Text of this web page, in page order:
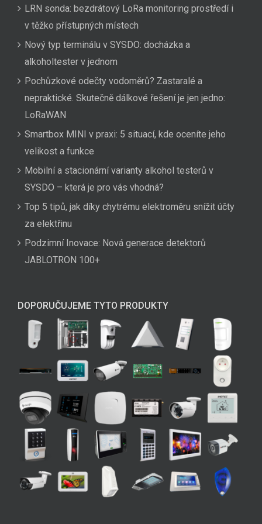
LRN sonda: bezdrátový LoRa monitoring prostředí i
v těžko přístupných místech
Nový typ terminálu v SYSDO: docházka a
alkoholtester v jednom
Pochůzkové odečty vodoměrů? Zastaralé a
nepraktické. Skutečně dálkové řešení je jen jedno:
LoRaWAN
Smartbox MINI v praxi: 5 situací, kde oceníte jeho
velikost a funkce
Mobilní a stacionární varianty alkohol testerů v
SYSDO – která je pro vás vhodná?
Top 5 tipů, jak díky chytrému elektroměru snížit účty
za elektřinu
Podzimní Inovace: Nová generace detektorů
JABLOTRON 100+
DOPORUČUJEME TYTO PRODUKTY